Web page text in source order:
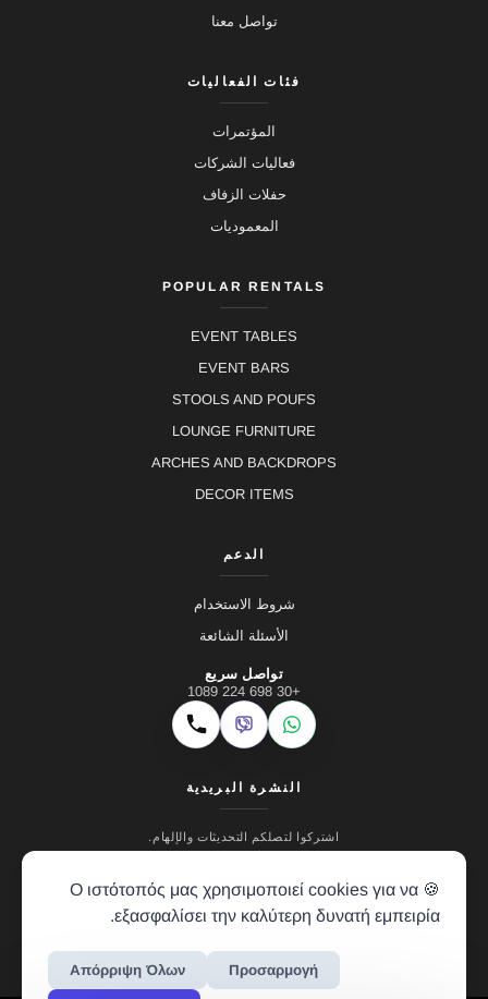
تواصل معنا
فئات الفعاليات
المؤتمرات
فعاليات الشركات
حفلات الزفاف
المعموديات
POPULAR RENTALS
EVENT TABLES
EVENT BARS
STOOLS AND POUFS
LOUNGE FURNITURE
ARCHES AND BACKDROPS
DECOR ITEMS
الدعم
شروط الاستخدام
الأسئلة الشائعة
تواصل سريع
+30 698 224 1089
WhatsApp
Viber اتصال
النشرة البريدية
اشتركوا لتصلكم التحديثات والإلهام.
🍪 Ο ιστότοπός μας χρησιμοποιεί cookies για να
εξασφαλίσει την καλύτερη δυνατή εμπειρία.
Προσαρμογή
Απόρριψη Όλων